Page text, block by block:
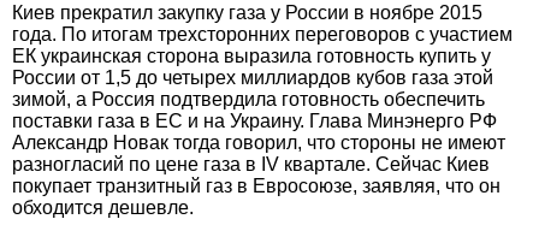
Киев прекратил закупку газа у России в ноябре 2015
года. По итогам трехсторонних переговоров с участием
ЕК украинская сторона выразила готовность купить у
России от 1,5 до четырех миллиардов кубов газа этой
зимой, а Россия подтвердила готовность обеспечить
поставки газа в ЕС и на Украину. Глава Минэнерго РФ
Александр Новак тогда говорил, что стороны не имеют
разногласий по цене газа в IV квартале. Сейчас Киев
покупает транзитный газ в Евросоюзе, заявляя, что он
обходится дешевле.